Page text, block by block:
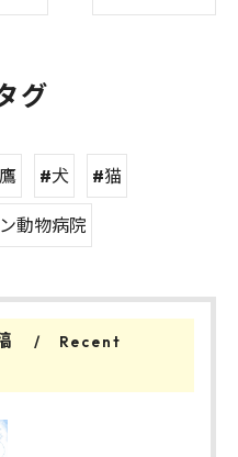
グ
#犬 #猫
動物病院
Recent